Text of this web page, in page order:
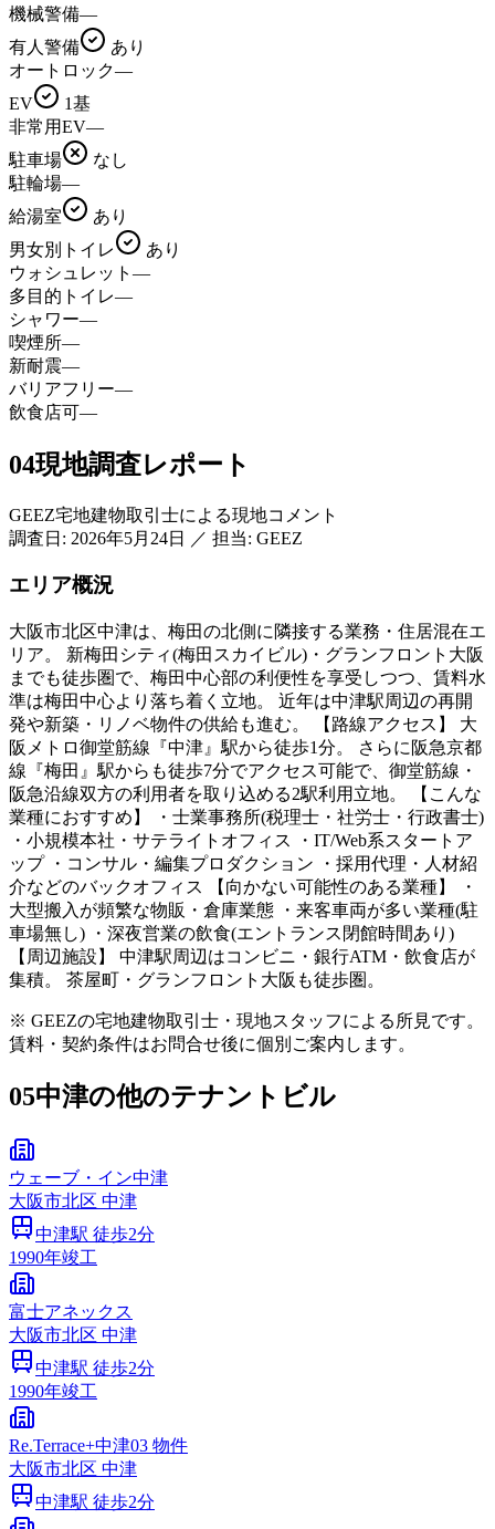
機械警備—
有人警備
あり
オートロック—
EV
1基
非常用EV—
駐車場
なし
駐輪場—
給湯室
あり
男女別トイレ
あり
ウォシュレット —
多目的トイレ—
シャワー—
喫煙所—
新耐震—
バリアフリー—
飲食店可—
04現地調査レポート
GEEZ宅地建物取引士による現地コメント
調査日: 2026年5月24日 ／ 担当: GEEZ
エリア概況
大阪市北区中津は、梅田の北側に隣接する業務・住居混在エ
リア。 新梅田シティ(梅田スカイビル)・グランフロント大阪
までも徒歩圏で、梅田中心部の利便性を享受しつつ、賃料水
準は梅田中心より落ち着く立地。 近年は中津駅周辺の再開
発や新築・リノベ物件の供給も進む。 【路線アクセス】 大
阪メトロ御堂筋線『中津』駅から徒歩1分。 さらに阪急京都
線『梅田』駅からも徒歩7分でアクセス可能で、御堂筋線・
阪急沿線双方の利用者を取り込める2駅利用立地。 【こんな
業種におすすめ】 ・士業事務所(税理士・社労士・行政書士)
・小規模本社・サテライトオフィス ・IT/Web系スタートア
ップ ・コンサル・編集プロダクション ・採用代理・人材紹
介などのバックオフィス 【向かない可能性のある業種】 ・
大型搬入が頻繁な物販・倉庫業態 ・来客車両が多い業種(駐
車場無し) ・深夜営業の飲食(エントランス閉館時間あり)
【周辺施設】 中津駅周辺はコンビニ・銀行ATM・飲食店が
集積。 茶屋町・グランフロント大阪も徒歩圏。
※ GEEZの宅地建物取引士・現地スタッフによる所見です。
賃料・契約条件はお問合せ後に個別ご案内します。
05中津の他のテナントビル
ウェーブ・イン中津
大阪市北区 中津
中津駅 徒歩2分
1990年竣工
富士アネックス
大阪市北区 中津
中津駅 徒歩2分
1990年竣工
Re.Terrace+中津03 物件
大阪市北区 中津
中津駅 徒歩2分